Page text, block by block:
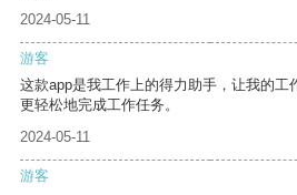
2024-05-11
游客
这款app是我工作上的得力助手，让我的工
更轻松地完成工作任务。
2024-05-11
游客